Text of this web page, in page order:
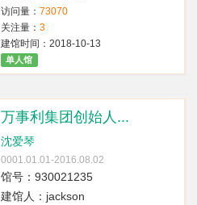
访问量： 73070
关注量： 3
建馆时间：2018-10-13
单人馆
万事利集团创始人...
沈爱琴
0001.01.01-2016.08.02
馆号：930021235
建馆人：jackson